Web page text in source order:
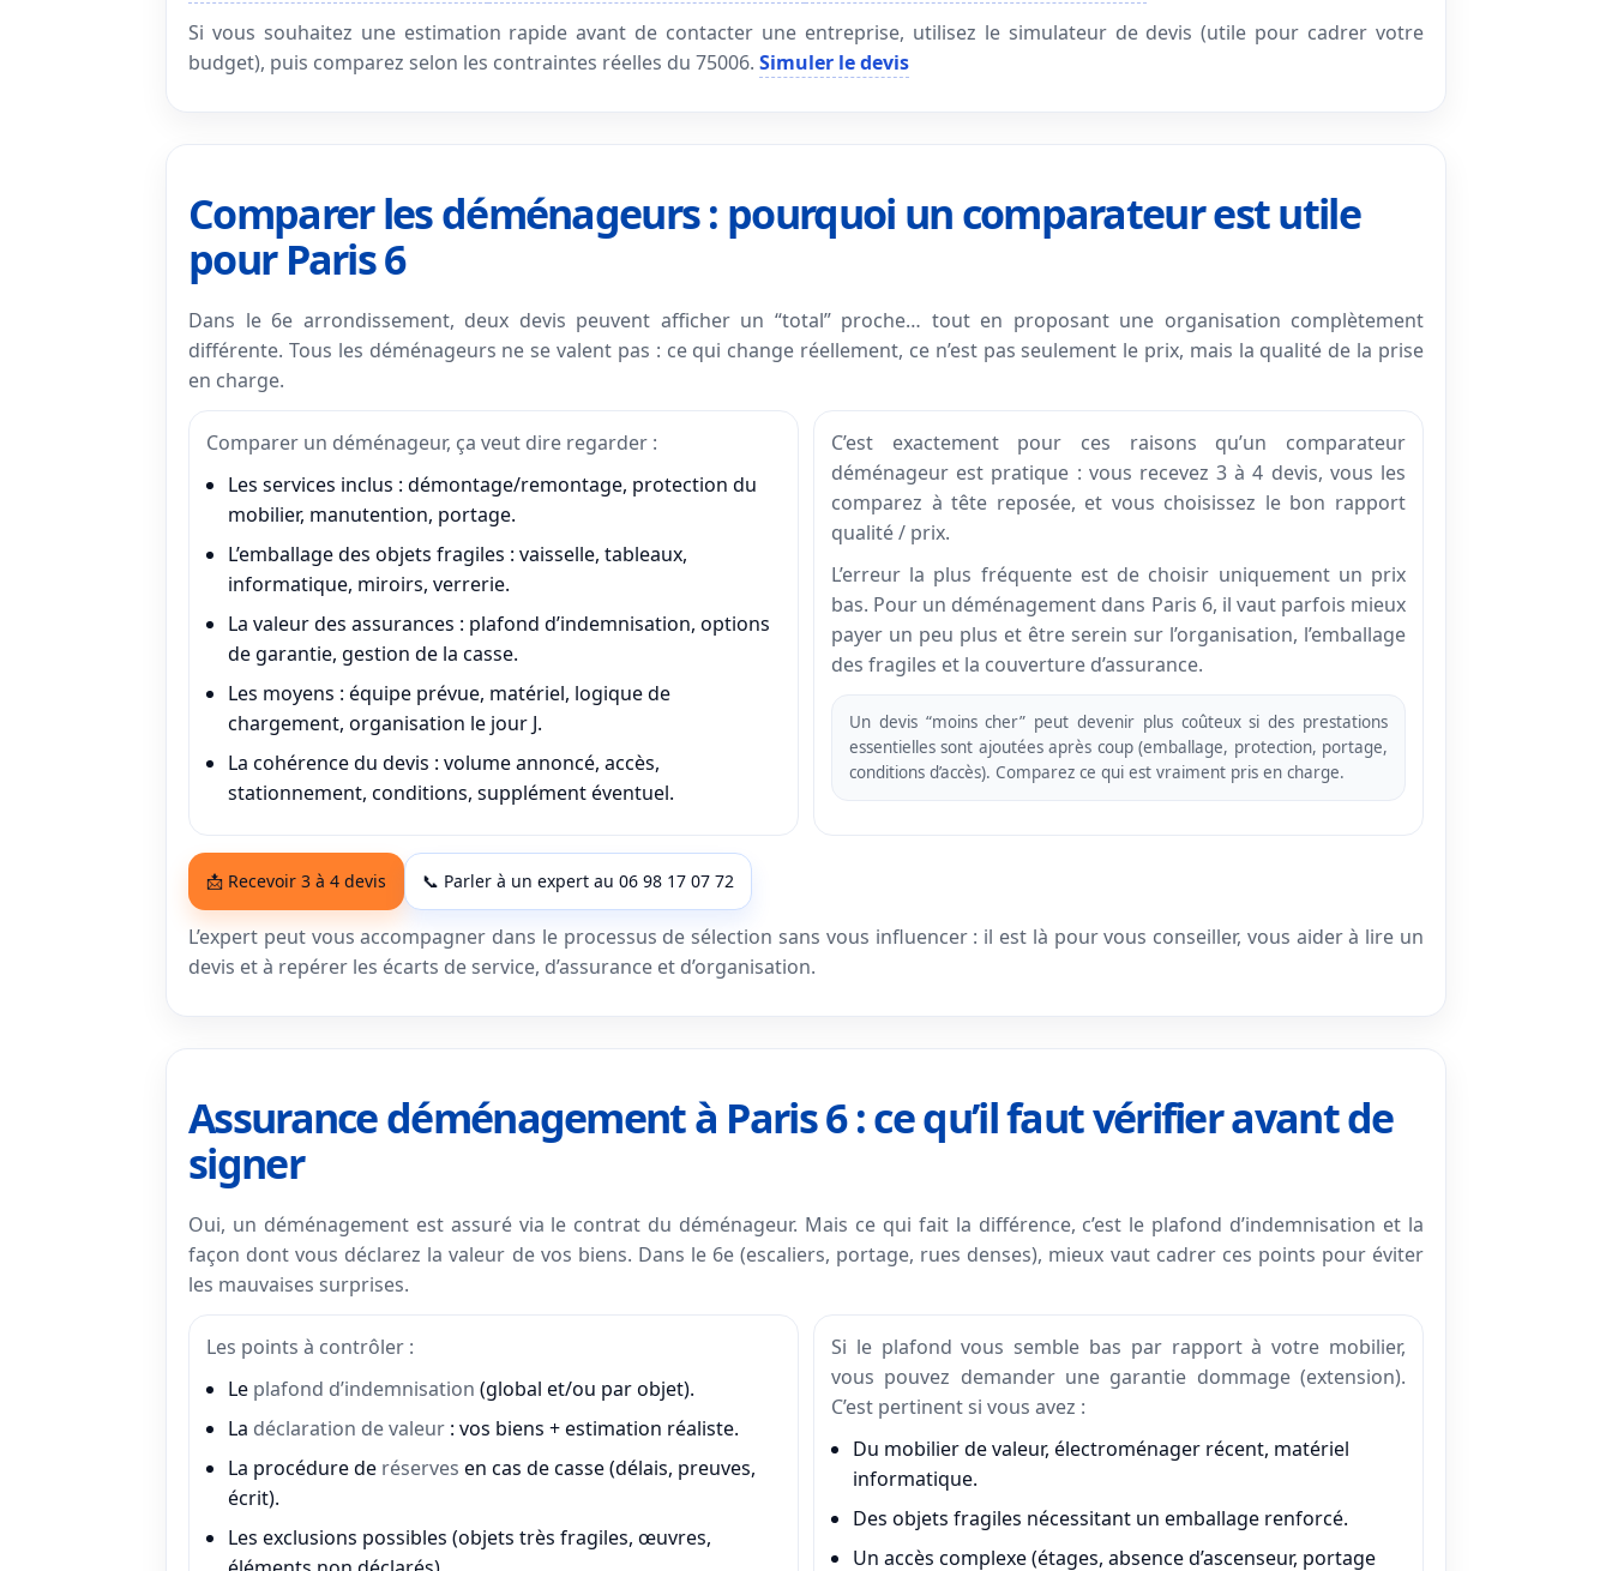
Si vous souhaitez une estimation rapide avant de contacter une entreprise, utilisez le simulateur de devis (utile pour cadrer votre
budget), puis comparez selon les contraintes réelles du 75006. Simuler le devis
Comparer les déménageurs : pourquoi un comparateur est utile
pour Paris 6
Dans le 6e arrondissement, deux devis peuvent afficher un “total” proche… tout en proposant une organisation complètement
différente. Tous les déménageurs ne se valent pas : ce qui change réellement, ce n’est pas seulement le prix, mais la qualité de la prise
en charge.
Comparer un déménageur, ça veut dire regarder :
Les services inclus : démontage/remontage, protection du
mobilier, manutention, portage.
L’emballage des objets fragiles : vaisselle, tableaux,
informatique, miroirs, verrerie.
La valeur des assurances : plafond d’indemnisation, options
de garantie, gestion de la casse.
Les moyens : équipe prévue, matériel, logique de
chargement, organisation le jour J.
La cohérence du devis : volume annoncé, accès,
stationnement, conditions, supplément éventuel.
C’est exactement pour ces raisons qu’un comparateur
déménageur est pratique : vous recevez 3 à 4 devis, vous les
comparez à tête reposée, et vous choisissez le bon rapport
qualité / prix.
L’erreur la plus fréquente est de choisir uniquement un prix
bas. Pour un déménagement dans Paris 6, il vaut parfois mieux
payer un peu plus et être serein sur l’organisation, l’emballage
des fragiles et la couverture d’assurance.
Un devis “moins cher” peut devenir plus coûteux si des prestations
essentielles sont ajoutées après coup (emballage, protection, portage,
conditions d’accès). Comparez ce qui est vraiment pris en charge.
📩 Recevoir 3 à 4 devis 📞 Parler à un expert au 06 98 17 07 72
L’expert peut vous accompagner dans le processus de sélection sans vous influencer : il est là pour vous conseiller, vous aider à lire un
devis et à repérer les écarts de service, d’assurance et d’organisation.
Assurance déménagement à Paris 6 : ce qu’il faut vérifier avant de
signer
Oui, un déménagement est assuré via le contrat du déménageur. Mais ce qui fait la différence, c’est le plafond d’indemnisation et la
façon dont vous déclarez la valeur de vos biens. Dans le 6e (escaliers, portage, rues denses), mieux vaut cadrer ces points pour éviter
les mauvaises surprises.
Les points à contrôler :
Le plafond d’indemnisation (global et/ou par objet).
La déclaration de valeur : vos biens + estimation réaliste.
La procédure de réserves en cas de casse (délais, preuves,
écrit).
Les exclusions possibles (objets très fragiles, œuvres,
Si le plafond vous semble bas par rapport à votre mobilier,
vous pouvez demander une garantie dommage(extension).
C’est pertinent si vous avez :
Du mobilier de valeur, électroménager récent, matériel
informatique.
Des objets fragiles nécessitant un emballage renforcé.
Un accès complexe (étages, absence d’ascenseur, portage